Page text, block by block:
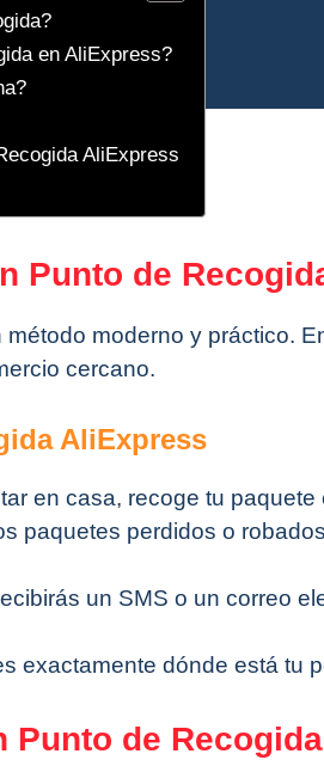
en AliExpress?
AliExpress
Punto de
método moderno y práctico.
cercano.
AliExpress
en casa, recoge tu paquete
paquetes perdidos o
un SMS o un correo
exactamente dónde está tu
de